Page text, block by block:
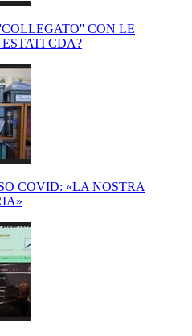
CON LE
CDA?
COVID: «LA NOSTRA